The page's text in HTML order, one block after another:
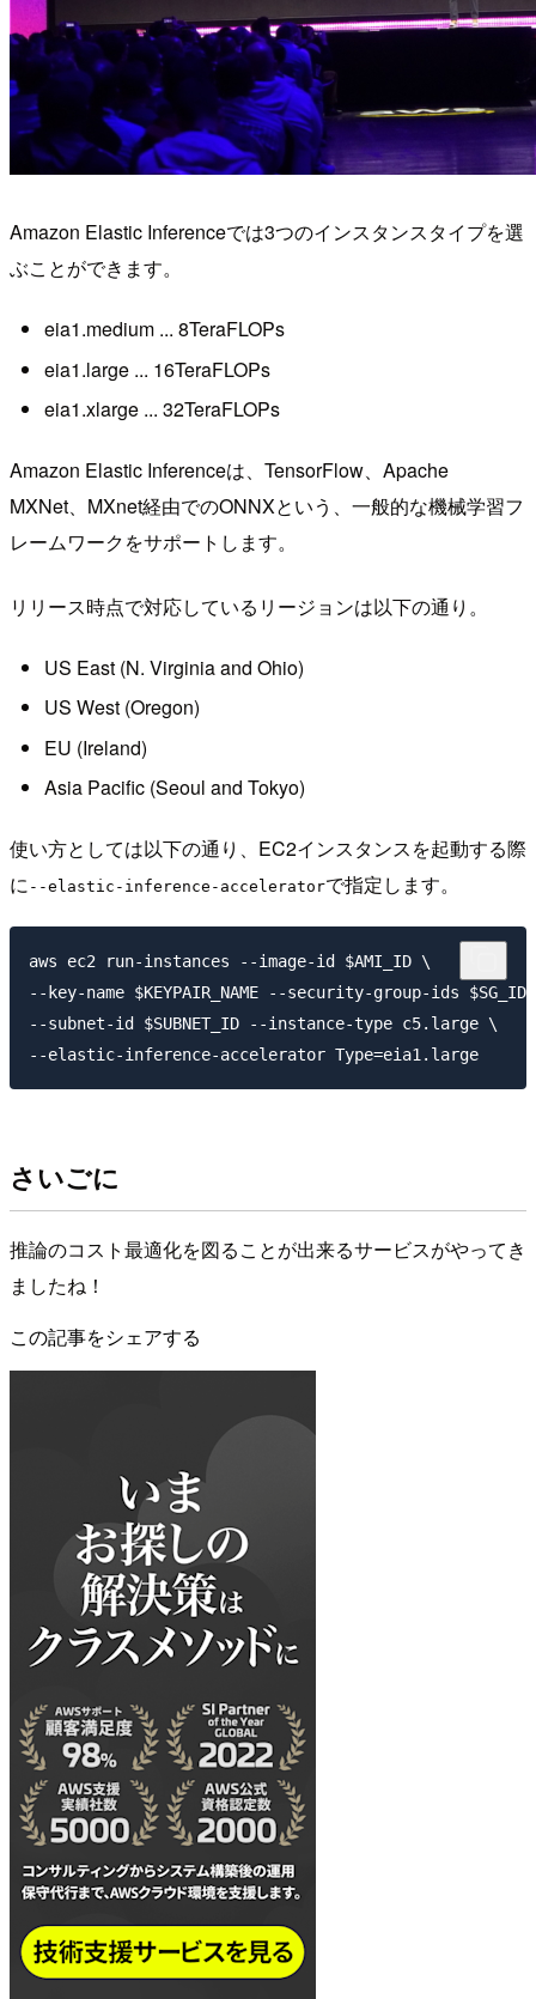
Amazon Elastic Inferenceでは3つのインスタンスタイプを選
ぶことができます。
eia1.medium ... 8TeraFLOPs
eia1.large ... 16TeraFLOPs
eia1.xlarge ... 32TeraFLOPs
Amazon Elastic Inferenceは、TensorFlow、Apache
MXNet、MXnet経由でのONNXという、一般的な機械学習フ
レームワークをサポートします。
リリース時点で対応しているリージョンは以下の通り。
US East (N. Virginia and Ohio)
US West (Oregon)
EU (Ireland)
Asia Pacific (Seoul and Tokyo)
使い方としては以下の通り、EC2インスタンスを起動する際
に --elastic-inference-acceleratorで指定します。
aws ec2 run-instances --image-id $AMI_ID \
--key-name $KEYPAIR_NAME --security-group-ids
--subnet-id $SUBNET_ID --instance-type c5.large \
--elastic-inference-accelerator Type=eia1.large
さいごに
推論のコスト最適化を図ることが出来るサービスがやってき
ましたね！
この記事をシェアする